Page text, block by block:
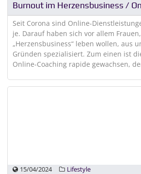
Burnout im Herzensbusiness /
Seit Corona sind Online-
je. Darauf haben sich vor allem
„Herzensbusiness“ leben wollen, aus
Gründen spezialisiert. Zum einen ist
Online-Coaching rapide gewachsen,
15/04/2024 Lifestyle